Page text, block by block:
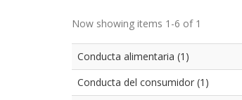
Now showing items 1-6 of 1
Conducta alimentaria (1)
Conducta del consumidor (1)